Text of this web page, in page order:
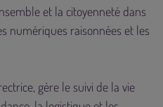
et la citoyenneté dans
numériques raisonnées et les
gère le suivi de la vie